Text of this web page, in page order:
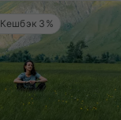
Кешбэк 3%